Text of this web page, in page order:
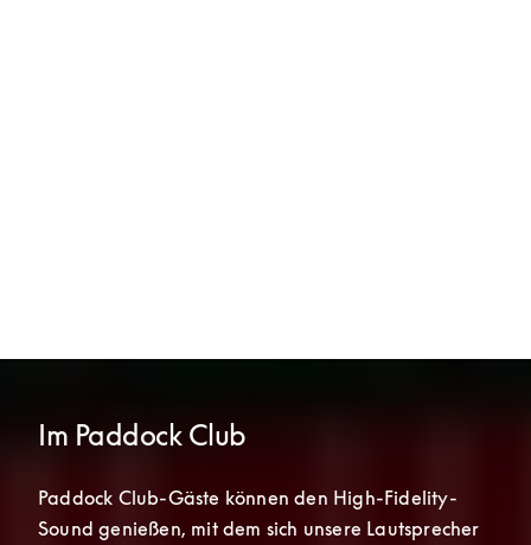
Im Paddock Club
Paddock Club-Gäste können den High-Fidelity-
Sound genießen, mit dem sich unsere Lautsprecher